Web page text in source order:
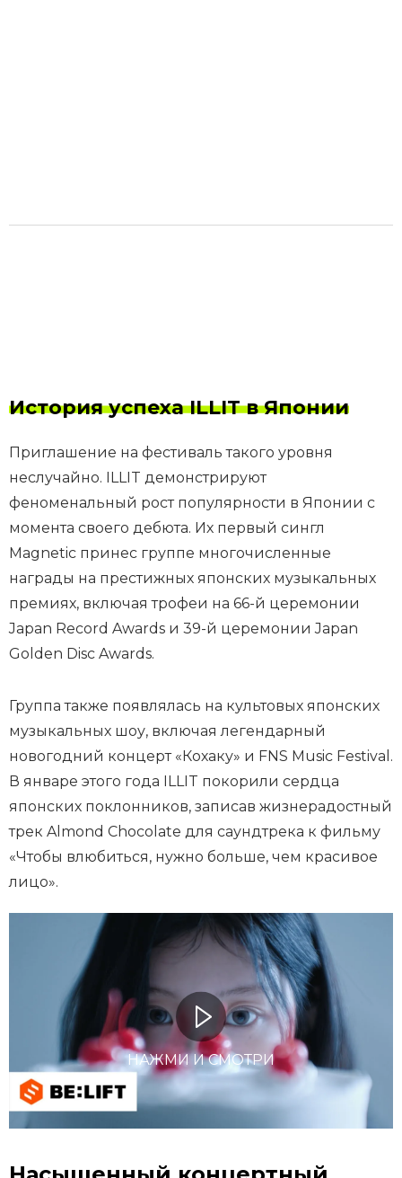
История успеха ILLIT в Японии
Приглашение на фестиваль такого уровня
неслучайно. ILLIT демонстрируют
феноменальный рост популярности в Японии с
момента своего дебюта. Их первый сингл
Magnetic принес группе многочисленные
награды на престижных японских музыкальных
премиях, включая трофеи на 66-й церемонии
Japan Record Awards и 39-й церемонии Japan
Golden Disc Awards.
Группа также появлялась на культовых японских
музыкальных шоу, включая легендарный
новогодний концерт «Кохаку» и FNS Music Festival.
В январе этого года ILLIT покорили сердца
японских поклонников, записав жизнерадостный
трек Almond Chocolate для саундтрека к фильму
«Чтобы влюбиться, нужно больше, чем красивое
лицо».
НАЖМИ И СМОТРИ